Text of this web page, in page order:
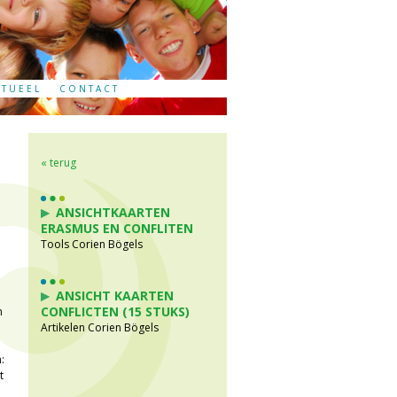
CONTACT
« terug
ANSICHTKAARTEN
ERASMUS EN CONFLITEN
Tools Corien Bögels
ANSICHT KAARTEN
CONFLICTEN (15 STUKS)
Artikelen Corien Bögels